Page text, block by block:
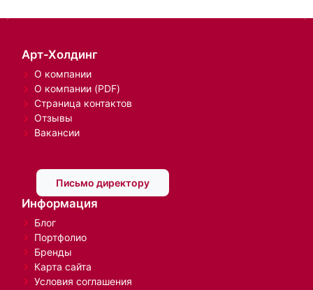
Арт-Холдинг
О компании
О компании (PDF)
Страница контактов
Отзывы
Вакансии
Письмо директору
Информация
Блог
Портфолио
Бренды
Карта сайта
Условия соглашения